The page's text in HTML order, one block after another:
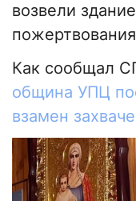
возвели
Как сообщал
община УПЦ
взамен